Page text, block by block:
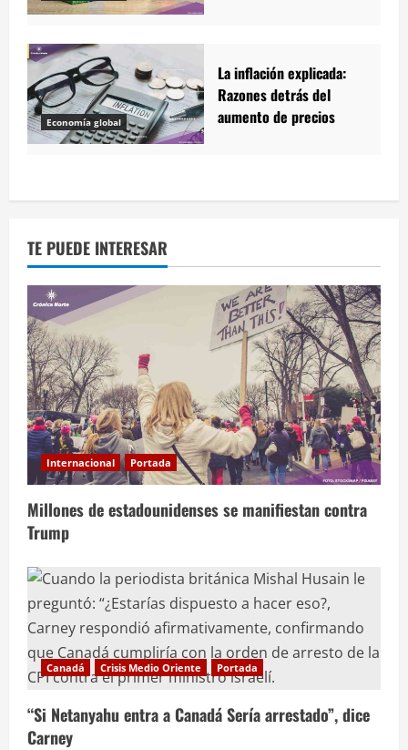
Economía global
La inflación explicada:
Razones detrás del
aumento de precios
TE PUEDE INTERESAR
Internacional Portada
Millones de estadounidenses se manifiestan contra
Trump
Canadá Crisis Medio Oriente Portada
“Si Netanyahu entra a Canadá Sería arrestado”, dice
Carney